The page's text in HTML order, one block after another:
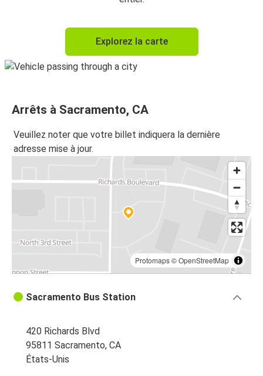
Explorez la carte
Arrêts à Sacramento, CA
Veuillez noter que votre billet indiquera la dernière
adresse mise à jour.
Protomaps©OpenStreetMap
Sacramento Bus Station
420 Richards Blvd
95811 Sacramento, CA
États-Unis